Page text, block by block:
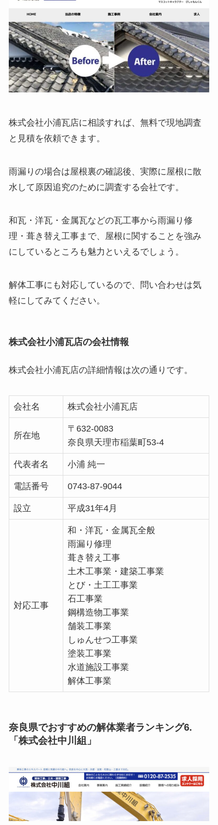
株式会社小浦瓦店に相談すれば、無料で現地調査
と見積を依頼できます。
雨漏りの場合は屋根裏の確認後、実際に屋根に散
水して原因追究のために調査する会社です。
和瓦・洋瓦・金属瓦などの瓦工事から雨漏り修
理・葺き替え工事まで、屋根に関することを強み
にしているところも魅力といえるでしょう。
解体工事にも対応しているので、問い合わせは気
軽にしてみてください。
株式会社小浦瓦店の会社情報
株式会社小浦瓦店の詳細情報は次の通りです。
会社名 株式会社小浦瓦店
所在地
〒632-0083
奈良県天理市稲葉町53-4
代表者名 小浦 純一
電話番号 0743-87-9044
設立 平成31年4月
対応工事
和・洋瓦・金属瓦全般
雨漏り修理
葺き替え工事
土木工事業・建築工事業
とび・土工工事業
石工事業
鋼構造物工事業
舗装工事業
しゅんせつ工事業
塗装工事業
水道施設工事業
解体工事業
奈良県でおすすめの解体業者ランキング6.
「株式会社中川組」